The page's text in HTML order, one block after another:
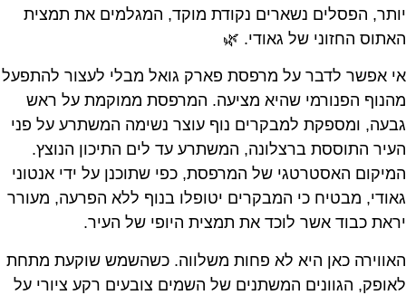
יותר, הפסלים נשארים נקודת מוקד, המגלמים את תמצית
האתוס החזוני של גאודי. 🌿
אי אפשר לדבר על מרפסת פארק גואל מבלי לעצור להתפעל
מהנוף הפנורמי שהיא מציעה. המרפסת ממוקמת על ראש
גבעה, ומספקת למבקרים נוף עוצר נשימה המשתרע על פני
העיר התוססת ברצלונה, המשתרע עד לים התיכון הנוצץ.
המיקום האסטרטגי של המרפסת, כפי שתוכנן על ידי אנטוני
גאודי, מבטיח כי המבקרים יטופלו בנוף ללא הפרעה, מעורר
יראת כבוד אשר לוכד את תמצית היופי של העיר.
האווירה כאן היא לא פחות משלווה. כשהשמש שוקעת מתחת
לאופק, הגוונים המשתנים של השמים צובעים רקע ציורי על